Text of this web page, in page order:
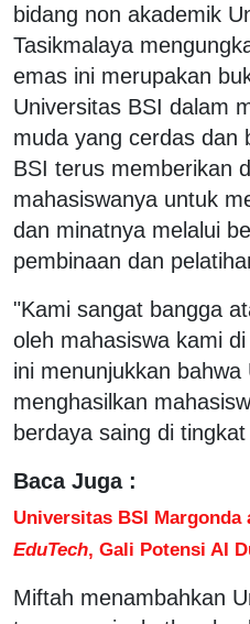
bidang non akademik
Tasikmalaya
emas ini merupakan
Universitas BSI dalam
muda yang cerdas dan
BSI terus memberikan
mahasiswanya untuk
dan minatnya melalui
pembinaan dan
"Kami sangat bangga
oleh mahasiswa kami
ini menunjukkan
menghasilkan
berdaya saing di
Baca Juga :
Universitas BSI Margonda
EduTech, Gali Potensi AI
Miftah menambahkan